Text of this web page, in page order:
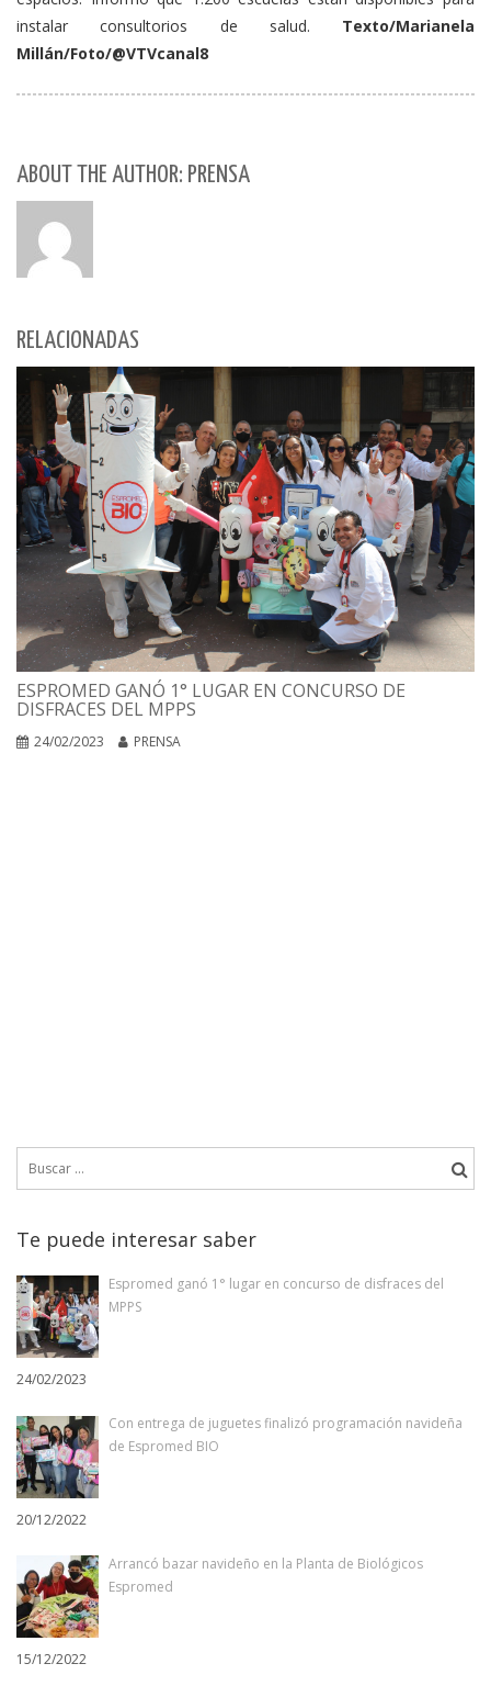
instalar consultorios de salud. Texto/Marianela
Millán/Foto/@VTVcanal8
ABOUT THE AUTHOR: PRENSA
RELACIONADAS
ESPROMED GANÓ 1° LUGAR EN CONCURSO DE
DISFRACES DEL MPPS
24/02/2023 PRENSA
Te puede interesar saber
Espromed ganó 1° lugar en concurso de disfraces del
MPPS
24/02/2023
Con entrega de juguetes finalizó programación navideña
de Espromed BIO
20/12/2022
Arrancó bazar navideño en la Planta de Biológicos
Espromed
15/12/2022